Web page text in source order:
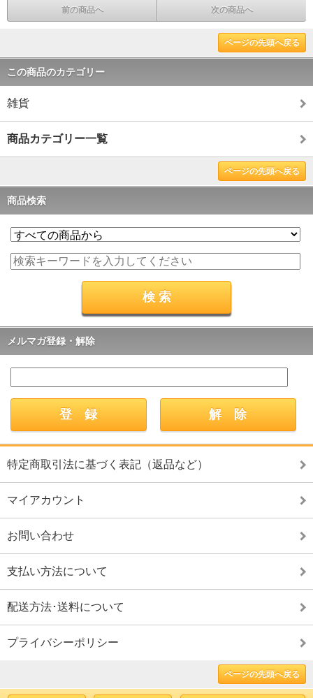
前の商品へ 次の商品へ
ページの先頭へ戻る
この商品のカテゴリー
雑貨
商品カテゴリー一覧
ページの先頭へ戻る
商品検索
メルマガ登録・解除
特定商取引法に基づく表記（返品など）
マイアカウント
お問い合わせ
支払い方法について
配送方法･送料について
プライバシーポリシー
ページの先頭へ戻る